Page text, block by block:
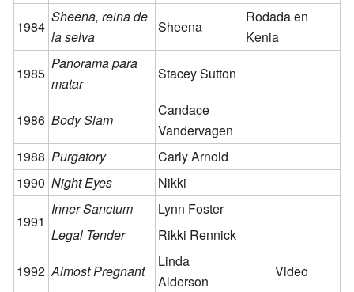
1984
Sheena, reina de
la selva
Sheena
Rodada en
Kenia
1985
Panorama para
matar
Stacey Sutton
1986 Body Slam
Candace
Vandervagen
1988 Purgatory
Carly Arnold
1990 Night Eyes Nikki
1991
Inner Sanctum
Lynn Foster
Legal Tender
Rikki Rennick
1992 Almost Pregnant
Linda
Alderson
Video